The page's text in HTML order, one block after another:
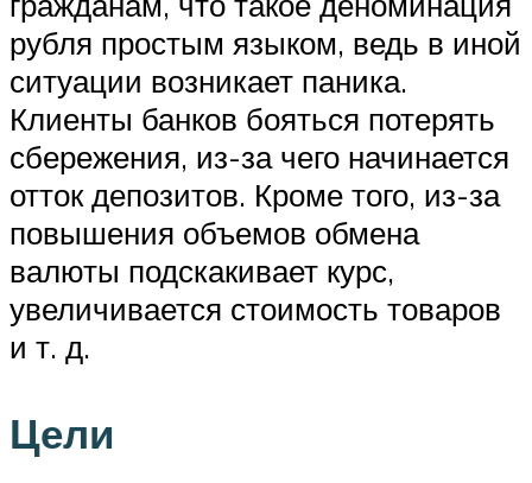
рубля простым языком, ведь в иной
ситуации возникает паника.
Клиенты банков бояться потерять
сбережения, из-за чего начинается
отток депозитов. Кроме того, из-за
повышения объемов обмена
валюты подскакивает курс,
увеличивается стоимость товаров
и т. д.
Цели